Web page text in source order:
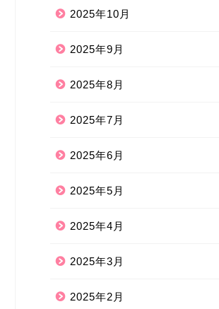
2025年10月
2025年9月
2025年8月
2025年7月
2025年6月
2025年5月
2025年4月
2025年3月
2025年2月